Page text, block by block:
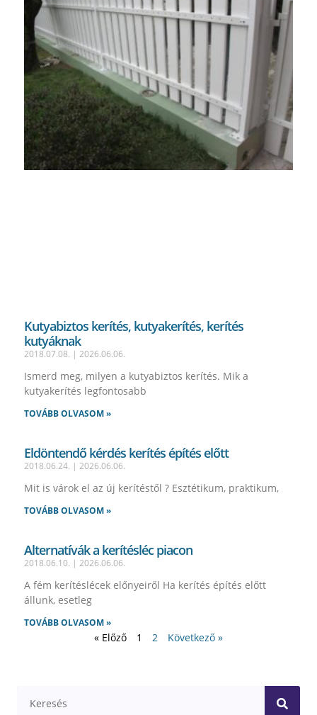
Kutyabiztos kerítés, kutyakerítés, kerítés
kutyáknak
2018.07.08. 2026.06.06.
Ismerd meg, milyen a kutyabiztos kerítés. Mik a
kutyakerítés legfontosabb
TOVÁBB OLVASOM »
Eldöntendő kérdés kerítés építés előtt
2018.06.24. 2026.06.06.
Mit is várok el az új kerítéstől ? Esztétikum, praktikum,
TOVÁBB OLVASOM »
Alternatívák a kerítésléc piacon
2018.06.10. 2026.06.06.
A fém kerítéslécek előnyeiről Ha kerítés építés előtt
állunk, esetleg
TOVÁBB OLVASOM »
« Előző 1 2 Következő »